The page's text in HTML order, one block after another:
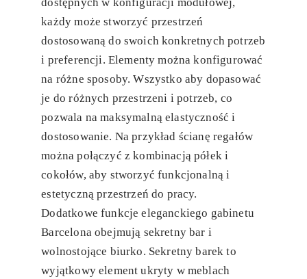
każdy może stworzyć przestrzeń
dostosowaną do swoich konkretnych potrzeb
i preferencji. Elementy można konfigurować
na różne sposoby. Wszystko aby dopasować
je do różnych przestrzeni i potrzeb, co
pozwala na maksymalną elastyczność i
dostosowanie. Na przykład ścianę regałów
można połączyć z kombinacją półek i
cokołów, aby stworzyć funkcjonalną i
estetyczną przestrzeń do pracy.
Dodatkowe funkcje eleganckiego gabinetu
Barcelona obejmują sekretny bar i
wolnostojące biurko. Sekretny barek to
wyjątkowy element ukryty w meblach